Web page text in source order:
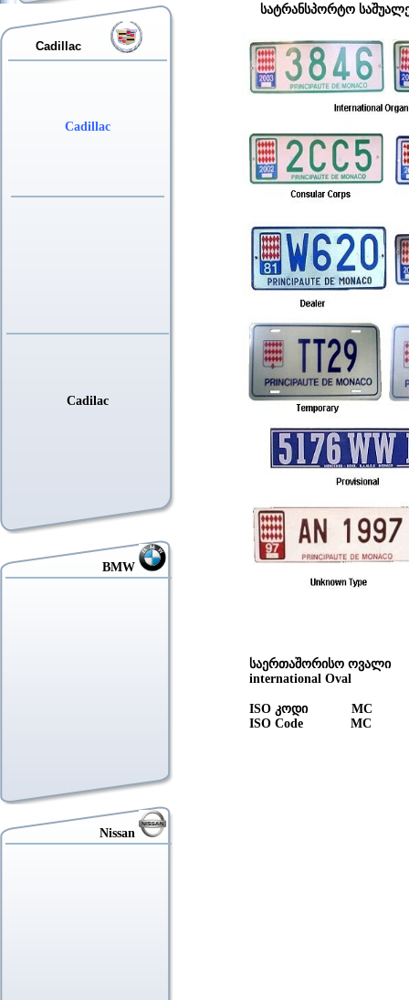
Cadillac
Cadillac
Cadilac
BMW
Nissan
სატრანსპორტო
საერთაშორისო
international Oval
ISO კოდი MC
ISO Code MC